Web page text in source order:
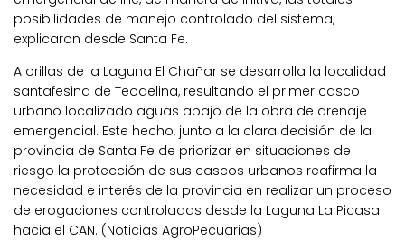
posibilidades de manejo controlado del sistema,
explicaron desde Santa Fe.
A orillas de la Laguna El Chañar se desarrolla la localidad
santafesina de Teodelina, resultando el primer casco
urbano localizado aguas abajo de la obra de drenaje
emergencial. Este hecho, junto a la clara decisión de la
provincia de Santa Fe de priorizar en situaciones de
riesgo la protección de sus cascos urbanos reafirma la
necesidad e interés de la provincia en realizar un proceso
de erogaciones controladas desde la Laguna La Picasa
hacia el CAN. (Noticias AgroPecuarias)